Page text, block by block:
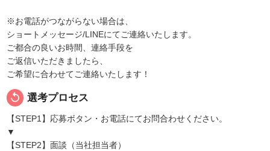
※お電話がつながらない場合は、
ショートメッセージ/LINEにてご連絡いたします。
ご都合の良いお時間、連絡手段を
ご返信いただきましたら、
ご希望に合わせてご連絡いたします！
replay 選考プロセス
【STEP1】応募ボタン・お電話にてお問合わせください。
▼
【STEP2】面談（当社担当者）